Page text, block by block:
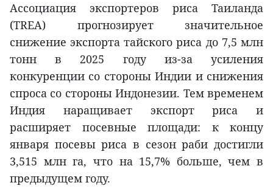
Ассоциация экспортеров риса Таиланда
(TREA) прогнозирует значительное
снижение экспорта тайского риса до 7,5 млн
тонн в 2025 году из-за усиления
конкуренции со стороны Индии и снижения
спроса со стороны Индонезии. Тем временем
Индия наращивает экспорт риса и
расширяет посевные площади: к концу
января посевы риса в сезон раби достигли
3,515 млн га, что на 15,7% больше, чем в
предыдущем году.